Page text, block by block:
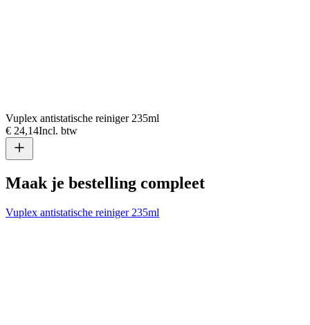
Vuplex antistatische reiniger 235ml
€ 24,14Incl. btw
Maak je bestelling compleet
Vuplex antistatische reiniger 235ml